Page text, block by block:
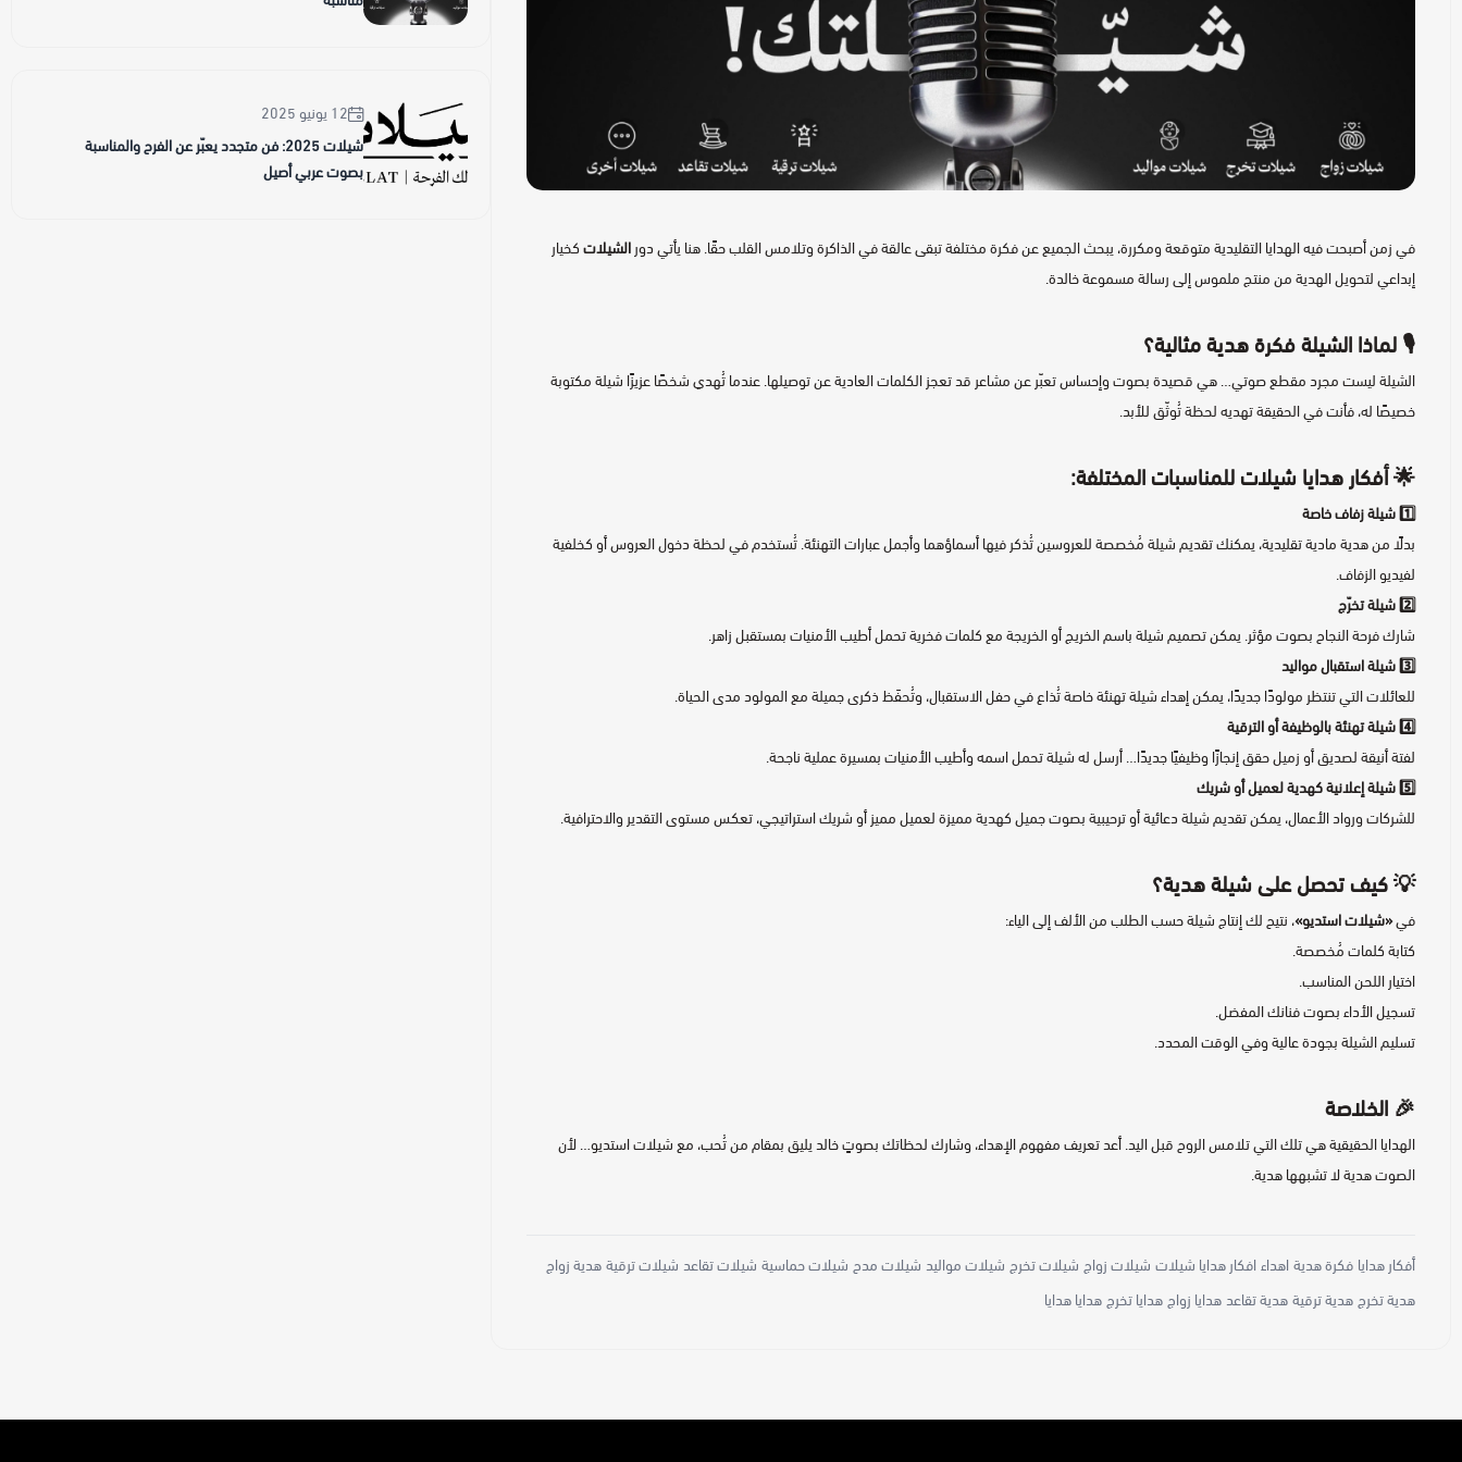
في زمن أصبحت فيه الهدايا التقليدية متوقعة ومكررة، يبحث الجميع عن فكرة مختلفة تبقى عالقة في الذاكرة وتلامس القلب حقًا. هنا يأتي دورالشيلاتكخيار
إبداعي لتحويل الهدية من منتج ملموس إلى رسالة مسموعة خالدة.
🎙️ لماذا الشيلةفكرة هدية مثالية؟
الشيلة ليست مجرد مقطع صوتي… هي قصيدة بصوت وإحساس تعبّر عن مشاعر قد تعجز الكلمات العادية عن توصيلها. عندما تُهدي شخصًا عزيزًا شيلة مكتوبة
خصيصًا له، فأنت في الحقيقة تهديه لحظة تُوثّق للأبد.
🌟 أفكار هدايا شيلات للمناسبات المختلفة:
1️⃣شيلة زفاف خاصة
بدلًا من هدية مادية تقليدية، يمكنك تقديم شيلة مُخصصة للعروسين تُذكر فيها أسماؤهما وأجمل عبارات التهنئة. تُستخدم في لحظة دخول العروس أو كخلفية
لفيديو الزفاف.
2️⃣شيلة تخرّج
شارك فرحة النجاح بصوت مؤثر. يمكن تصميم شيلة باسم الخريج أو الخريجة مع كلمات فخرية تحمل أطيب الأمنيات بمستقبل زاهر.
3️⃣شيلة استقبال مواليد
للعائلات التي تنتظر مولودًا جديدًا، يمكن إهداء شيلة تهنئة خاصة تُذاع في حفل الاستقبال، وتُحفَظ ذكرى جميلة مع المولود مدى الحياة.
4️⃣شيلة تهنئة بالوظيفة أو الترقية
لفتة أنيقة لصديق أو زميل حقق إنجازًا وظيفيًا جديدًا… أرسل له شيلة تحمل اسمه وأطيب الأمنيات بمسيرة عملية ناجحة.
5️⃣شيلةإعلانية كهدية لعميل أو شريك
للشركات ورواد الأعمال، يمكن تقديم شيلة دعائية أو ترحيبية بصوت جميل كهدية مميزة لعميل مميز أو شريك استراتيجي، تعكس مستوى التقدير والاحترافية.
💡 كيف تحصل على شيلة هدية؟
في«شيلات استديو»، نتيح لك إنتاج شيلة حسب الطلب من الألف إلى الياء:
كتابة كلمات مُخصصة.
اختيار اللحن المناسب.
تسجيل الأداء بصوت فنانك المفضل.
تسليم الشيلة بجودة عالية وفي الوقت المحدد.
🎉 الخلاصة
الهدايا الحقيقية هي تلك التي تلامس الروح قبل اليد. أعد تعريف مفهوم الإهداء، وشارك لحظاتك بصوتٍ خالد يليق بمقام من تُحب، مع شيلات استديو… لأن
الصوت هدية لا تشبهها هدية.
أفكار هدايا فكرة هدية اهداء افكار هدايا شيلات شيلات زواج شيلات تخرج شيلات مواليد شيلات مدح شيلات حماسية شيلات تقاعد شيلات ترقيةهدية زواج
هدية تخرجهدية ترقيةهدية تقاعدهدايا زواجهدايا تخرجهدايا هدايا
12 يونيو 2025
شيلات 2025: فن متجدد يعبّر عن الفرح والمناسبة
بصوت عربي أصيل